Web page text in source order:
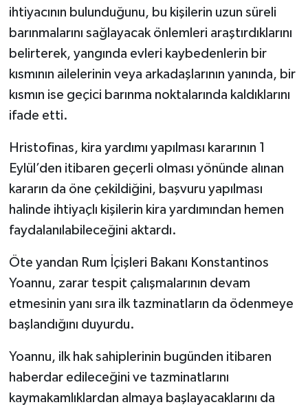
ihtiyacının bulunduğunu, bu kişilerin uzun süreli
barınmalarını sağlayacak önlemleri araştırdıklarını
belirterek, yangında evleri kaybedenlerin bir
kısmının ailelerinin veya arkadaşlarının yanında, bir
kısmın ise geçici barınma noktalarında kaldıklarını
ifade etti.
Hristofinas, kira yardımı yapılması kararının 1
Eylül’den itibaren geçerli olması yönünde alınan
kararın da öne çekildiğini, başvuru yapılması
halinde ihtiyaçlı kişilerin kira yardımından hemen
faydalanılabileceğini aktardı.
Öte yandan Rum İçişleri Bakanı Konstantinos
Yoannu, zarar tespit çalışmalarının devam
etmesinin yanı sıra ilk tazminatların da ödenmeye
başlandığını duyurdu.
Yoannu, ilk hak sahiplerinin bugünden itibaren
haberdar edileceğini ve tazminatlarını
kaymakamlıklardan almaya başlayacaklarını da